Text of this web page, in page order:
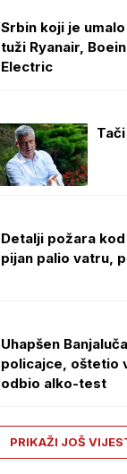
Srbin koji je
tuži Ryanair,
Electric
Detalji požara
pijan palio vatru,
Uhapšen
policajce, oštetio
odbio alko-test
PRIKAŽI JOŠ